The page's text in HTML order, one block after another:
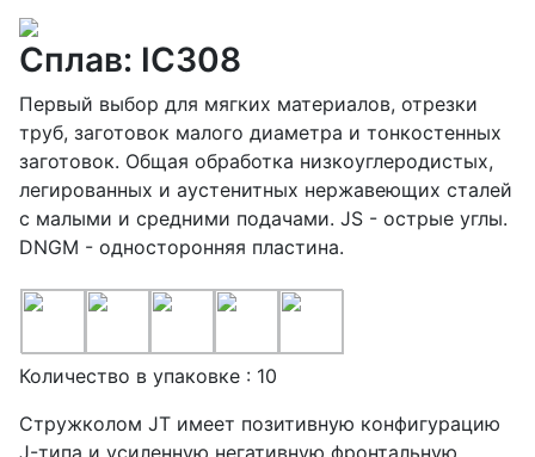
Сплав: IC308
Первый выбор для мягких материалов, отрезки
труб, заготовок малого диаметра и тонкостенных
заготовок. Общая обработка низкоуглеродистых,
легированных и аустенитных нержавеющих сталей
с малыми и средними подачами. JS - острые углы.
DNGM - односторонняя пластина.
Количество в упаковке : 10
Стружколом JT имеет позитивную конфигурацию
J-типа и усиленную негативную фронтальную